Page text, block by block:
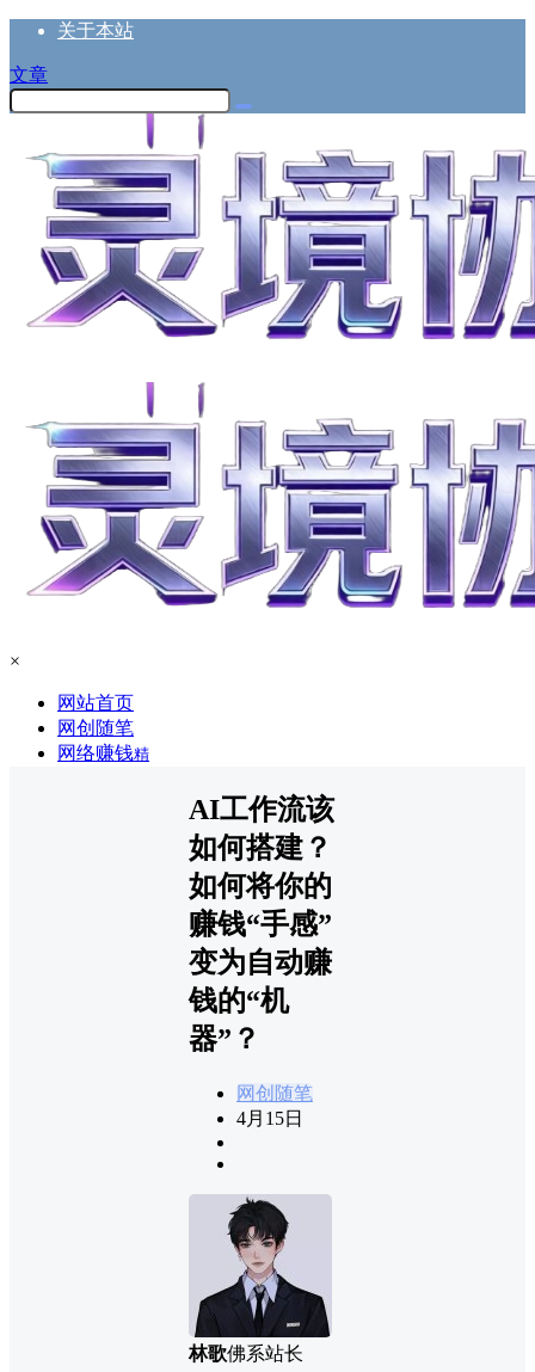
关于本站
文章
×
网站首页
网创随笔
网络赚钱精
AI工作流该
如何搭建？
如何将你的
赚钱“手感”
变为自动赚
钱的“机
器”？
网创随笔
4月15日
林歌佛系站长